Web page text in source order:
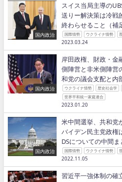
国内政治
スイス当局主導の
送りー解決策は冷戦
終わらせること（補
国際情勢 ウクライナ情勢
2023.03.24
国内政治
岸田政権、財政・金
側陣営と非米側陣営
和党の議会支配と内
ウクライナ情勢 歴史社会学
世界平和統一家庭連合
2023.01.20
国内政治
米中間選挙、共和党
バイデン民主党政権
DSについての中間ま
国際情勢 ウクライナ情勢
2022.11.05
習近平一強体制の確